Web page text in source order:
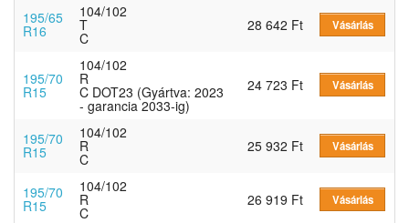
195/65
R16
104/102
T
C
28 642 Ft Vásárlás
195/70
R15
104/102
R
C DOT23 (Gyártva: 2023
- garancia 2033-ig)
24 723 Ft Vásárlás
195/70
R15
104/102
R
C
25 932 Ft Vásárlás
195/70
R15
104/102
R
C
26 919 Ft Vásárlás